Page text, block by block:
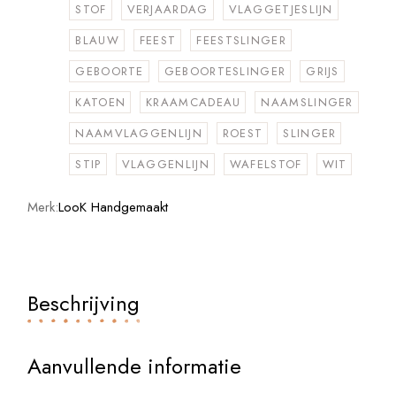
STOF
VERJAARDAG
VLAGGETJESLIJN
BLAUW
FEEST
FEESTSLINGER
GEBOORTE
GEBOORTESLINGER
GRIJS
KATOEN
KRAAMCADEAU
NAAMSLINGER
NAAMVLAGGENLIJN
ROEST
SLINGER
STIP
VLAGGENLIJN WAFELSTOF WIT
Merk:LooK Handgemaakt
Beschrijving
Aanvullende informatie